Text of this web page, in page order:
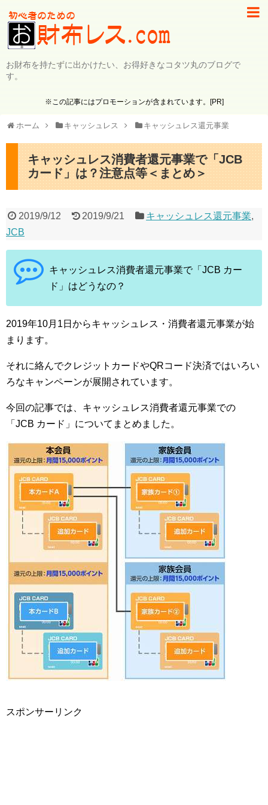
お財布を持たずに出かけたい、お得好きなコタツ丸のブログで
す。
※この記事にはプロモーションが含まれています。[PR]
ホーム キャッシュレス キャッシュレス還元事業
キャッシュレス消費者還元事業で「JCB
カード」は？注意点等＜まとめ＞
2019/9/12 2019/9/21 キャッシュレス還元事業,
JCB
キャッシュレス消費者還元事業で「JCB カー
ド」はどうなの？
2019年10月1日からキャッシュレス・消費者還元事業が始
まります。
それに絡んでクレジットカードやQRコード決済ではいろい
ろなキャンペーンが展開されています。
今回の記事では、キャッシュレス消費者還元事業での
「JCB カード」についてまとめました。
スポンサーリンク